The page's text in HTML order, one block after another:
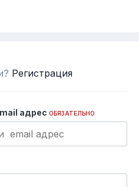
Регистрация
адрес ОБЯЗАТЕЛЬНО